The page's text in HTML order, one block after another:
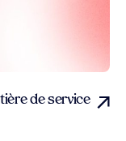
de service